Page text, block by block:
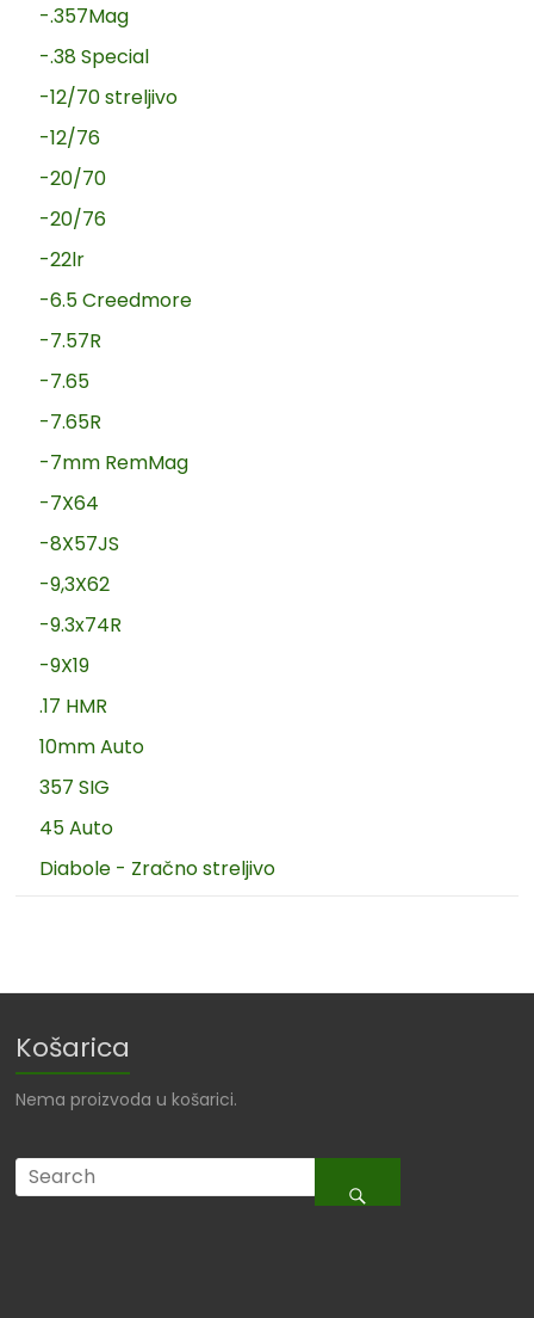
-.357Mag
-.38 Special
-12/70 streljivo
-12/76
-20/70
-20/76
-22lr
-6.5 Creedmore
-7.57R
-7.65
-7.65R
-7mm RemMag
-7X64
-8X57JS
-9,3X62
-9.3x74R
-9X19
.17 HMR
10mm Auto
357 SIG
45 Auto
Diabole - Zračno streljivo
Košarica
Nema proizvoda u košarici.